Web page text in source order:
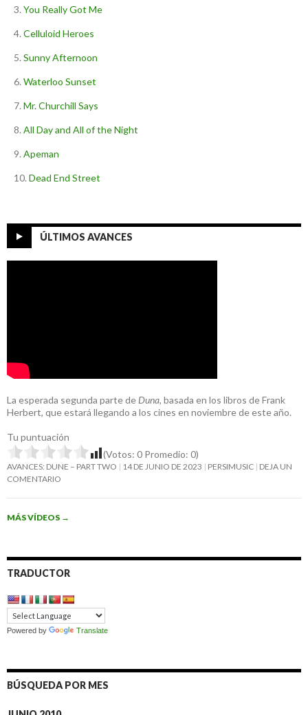
You Really Got Me
Celluloid Heroes
Sunny Afternoon
Waterloo Sunset
Mr. Churchill Says
All Day and All of the Night
Apeman
Dead End Street
ÚLTIMOS AVANCES
La esperada segunda parte de Duna, basada en los libros de Frank
Herbert, que estará llegando a los cines en noviembre de este año.
Tu puntuación
(Votos: 0 Promedio: 0)
AVANCES: DUNE – PART TWO 14 DE JUNIO DE 2023 PERSIMUSIC DEJA UN
COMENTARIO
MÁS VÍDEOS →
TRADUCTOR
Powered by Translate
BÚSQUEDA POR MES